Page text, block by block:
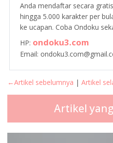
Anda mendaftar secara
hingga 5.000 karakter per
ke ucapan. Coba Ondoku
HP: ondoku3.com
Email:
←Artikel sebelumnya | Artikel
Artikel